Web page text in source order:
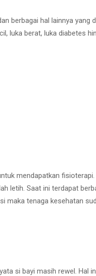
berbagai hal lainnya yang
luka berat, luka diabetes
mendapatkan fisioterapi.
letih. Saat ini terdapat
maka tenaga kesehatan
si bayi masih rewel. Hal